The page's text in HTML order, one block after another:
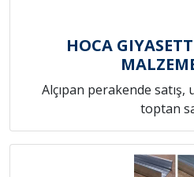
HOCA
Alçıpan perakende
toptan